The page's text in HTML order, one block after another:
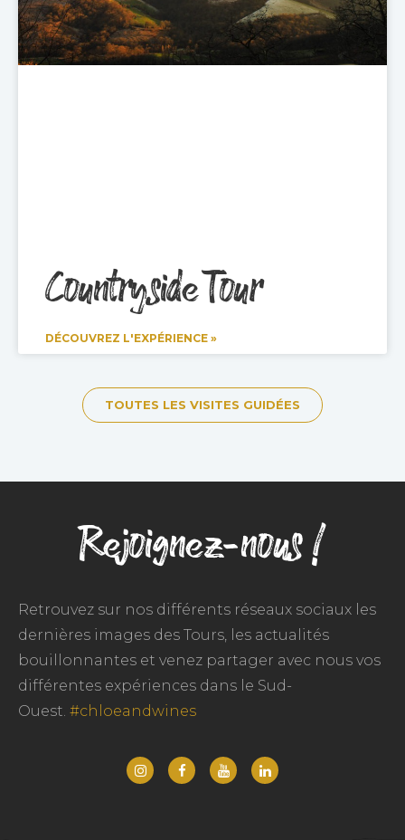
Countryside Tour
DÉCOUVREZ L'EXPÉRIENCE »
TOUTES LES VISITES GUIDÉES
Rejoignez-nous !
Retrouvez sur nos différents réseaux sociaux les
dernières images des Tours, les actualités
bouillonnantes et venez partager avec nous vos
différentes expériences dans le Sud-
Ouest. #chloeandwines